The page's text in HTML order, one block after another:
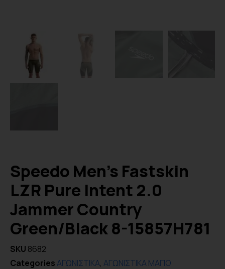
Speedo Men’s Fastskin
LZR Pure Intent 2.0
Jammer Country
Green/Black 8-15857H781
SKU 8682
CategoriesΑΓΩΝΙΣΤΙΚΑ, ΑΓΩΝΙΣΤΙΚΑ ΜΑΓΙΟ